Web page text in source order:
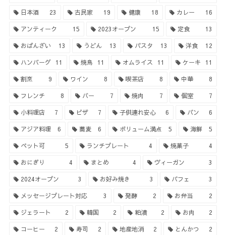
日本酒 23 古民家 19 健康 18 カレー 16
アンティーク 15 2023オープン 15 定食 13
おばんざい 13 うどん 13 パスタ 13 洋食 12
ハンバーグ 11 焼鳥 11 オムライス 11 ケーキ 11
割烹 9 ワイン 8 喫茶店 8 中華 8
フレンチ 8 バー 7 焼肉 7 個室 7
小料理店 7 ピザ 7 子供連れ安心 6 パン 6
アジア料理 6 蕎麦 6 ボリューム満点 5 海鮮 5
ペット可 5 ランチプレート 4 焼菓子 4
おにぎり 4 まとめ 4 ヴィーガン 3
2024オープン 3 お好み焼き 3 パフェ 3
メッセージプレート対応 3 発酵 2 お弁当 2
ジェラート 2 韓国 2 粕漬 2 お肉 2
コーヒー 2 寿司 2 地産地消 2 とんかつ 2